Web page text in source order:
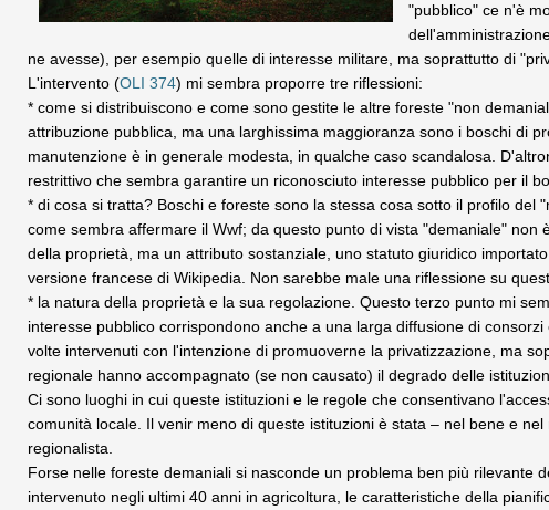
"pubblico" ce n'è
ne avesse), per esempio quelle di interesse militare, ma soprattutto di
L'intervento (OLI 374) mi sembra proporre tre riflessioni:
* come si distribuiscono e come sono gestite le altre foreste "non
attribuzione pubblica, ma una larghissima maggioranza sono i boschi di
manutenzione è in generale modesta, in qualche caso scandalosa.
restrittivo che sembra garantire un riconosciuto interesse pubblico per il
* di cosa si tratta? Boschi e foreste sono la stessa cosa sotto il profilo del
come sembra affermare il Wwf; da questo punto di vista "demaniale"
della proprietà, ma un attributo sostanziale, uno statuto giuridico
versione francese di Wikipedia. Non sarebbe male una riflessione su
* la natura della proprietà e la sua regolazione. Questo terzo punto mi
interesse pubblico corrispondono anche a una larga diffusione di
volte intervenuti con l'intenzione di promuoverne la privatizzazione, ma
regionale hanno accompagnato (se non causato) il degrado delle
Ci sono luoghi in cui queste istituzioni e le regole che consentivano
comunità locale. Il venir meno di queste istituzioni è stata – nel bene e
regionalista.
Forse nelle foreste demaniali si nasconde un problema ben più rilevante
intervenuto negli ultimi 40 anni in agricoltura, le caratteristiche della